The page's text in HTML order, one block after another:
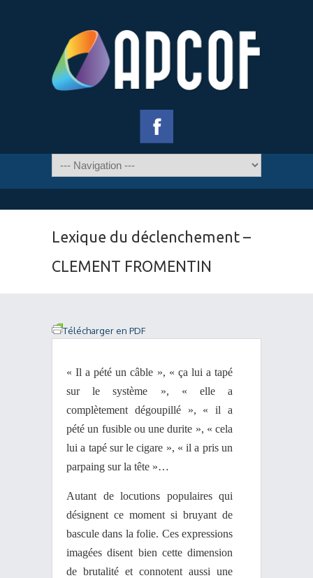
Lexique du déclenchement –
CLEMENT FROMENTIN
Télécharger en PDF
« Il a pété un câble », « ça lui a tapé
sur le système », « elle a
complètement dégoupillé », « il a
pété un fusible ou une durite », « cela
lui a tapé sur le cigare », « il a pris un
parpaing sur la tête »…
Autant de locutions populaires qui
désignent ce moment si bruyant de
bascule dans la folie. Ces expressions
imagées disent bien cette dimension
de brutalité et connotent aussi une